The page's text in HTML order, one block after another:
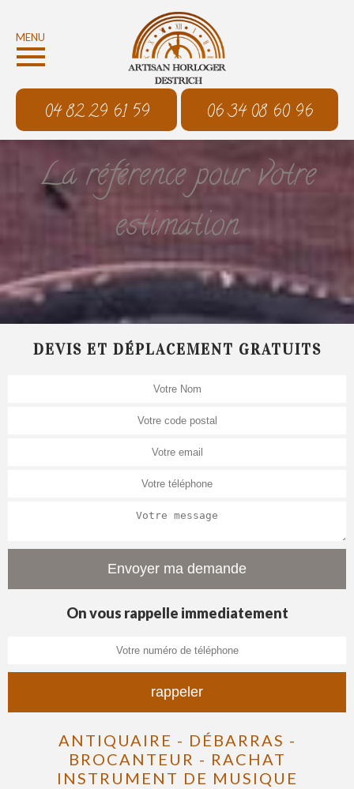
MENU
04 82 29 61 59 06 34 08 60 96
La référence pour votre
estimation
DEVIS ET DÉPLACEMENT GRATUITS
On vous rappelle immediatement
ANTIQUAIRE - DÉBARRAS -
BROCANTEUR - RACHAT
INSTRUMENT DE MUSIQUE